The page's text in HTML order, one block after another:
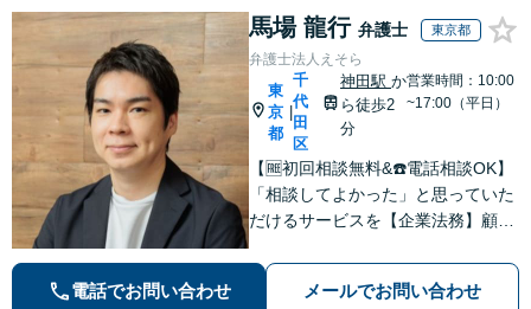
馬場 龍行 弁護士 東京都
弁護士法人えそら
東
京
都
千
代
田
区
神田駅か
ら徒歩2
分
営業時間：10:00
~17:00（平日）
【🆓初回相談無料&☎️電話相談OK】
「相談してよかった」と思っていた
だけるサービスを【企業法務】顧問
りなし・相談回数無制限を叶えた企
業法務プラン
電話でお問い合わせ メールでお問い合わせ